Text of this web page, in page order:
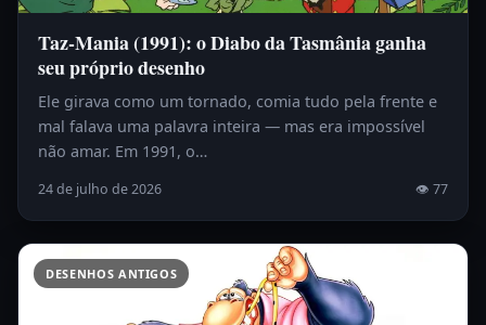
Taz-Mania (1991): o Diabo da Tasmânia ganha
seu próprio desenho
Ele girava como um tornado, comia tudo pela frente e
mal falava uma palavra inteira — mas era impossível
não amar. Em 1991, o…
24 de julho de 2026 👁 77
DESENHOS ANTIGOS